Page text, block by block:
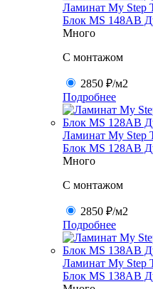
Ламинат My Step
Блок MS 148AB
Много
C монтажом
2850 ₽/м2
Подробнее
Ламинат My Step
Блок MS 128AB
Много
C монтажом
2850 ₽/м2
Подробнее
Ламинат My Step
Блок MS 138AB